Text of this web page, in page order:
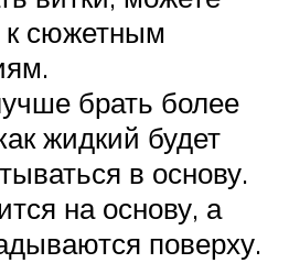
к сюжетным
брать более
жидкий будет
в основу.
на основу, а
поверху.